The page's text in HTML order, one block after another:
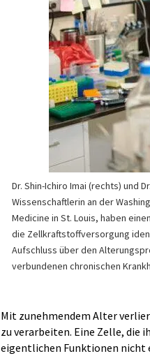
Dr. Shin-Ichiro Imai (rechts) und
Wissenschaftlerin an der
Medicine in St. Louis, haben
die Zellkraftstoffversorgung
Aufschluss über den
verbundenen chronischen
Mit zunehmendem Alter
zu verarbeiten. Eine Zelle, die
eigentlichen Funktionen nicht